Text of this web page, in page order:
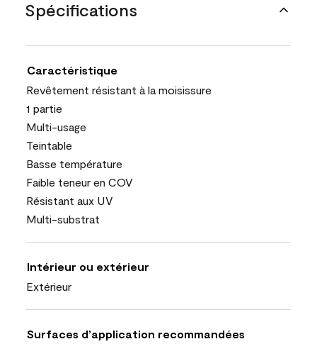
Spécifications
Caractéristique
Revêtement résistant à la moisissure
1 partie
Multi-usage
Teintable
Basse température
Faible teneur en COV
Résistant aux UV
Multi-substrat
Intérieur ou extérieur
Extérieur
Surfaces d’application recommandées